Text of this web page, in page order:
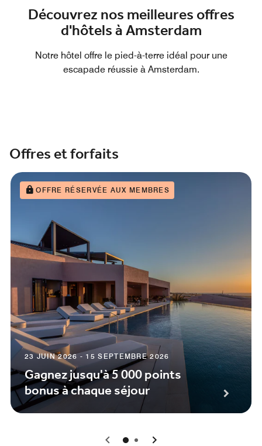
entier.
Découvrez nos meilleures offres
d'hôtels à Amsterdam
Notre hôtel offre le pied-à-terre idéal pour une
escapade réussie à Amsterdam.
Offres et forfaits
OFFRE RÉSERVÉE AUX MEMBRES
23 JUIN 2026 - 15 SEPTEMBRE 2026
Gagnez jusqu'à 5 000 points
bonus à chaque séjour
0 1